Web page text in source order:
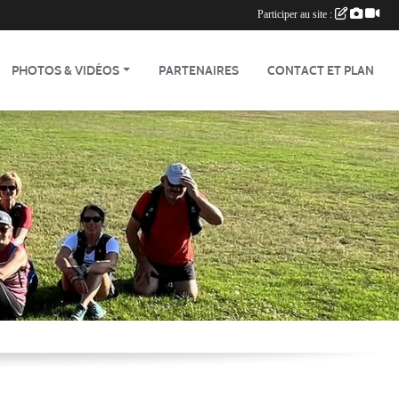
PHOTOS & VIDÉOS PARTENAIRES CONTACT ET PLAN
Participer au site :